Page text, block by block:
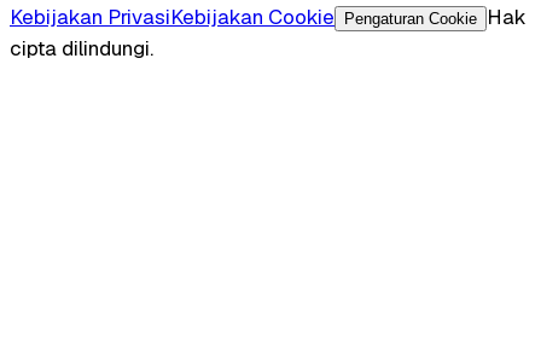
Kebijakan PrivasiKebijakan Cookie Pengaturan Cookie
Hak
cipta dilindungi.